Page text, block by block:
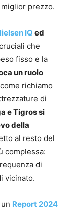
prezzo.
IQ ed
che
fisso e la
un ruolo
richiamo
di
e Tigros si
della
al resto del
complessa:
di
vicinato.
Report 2024